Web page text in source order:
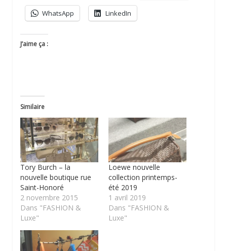
WhatsApp LinkedIn
J’aime ça :
Similaire
Tory Burch – la
nouvelle boutique rue
Saint-Honoré
2 novembre 2015
Dans "FASHION &
Luxe"
Loewe nouvelle
collection printemps-
été 2019
1 avril 2019
Dans "FASHION &
Luxe"